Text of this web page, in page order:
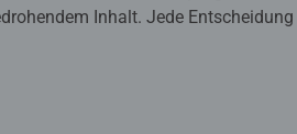
Inhalt. Jede
und Illustrationen in die